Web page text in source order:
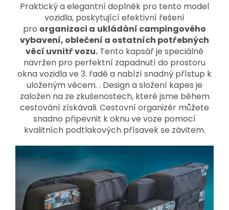
Praktický a elegantní doplněk pro tento model
vozidla, poskytující efektivní řešení
pro organizaci a ukládání campingového
vybavení, oblečení a ostatních potřebných
věcí uvnitř vozu. Tento kapsář je speciálně
navržen pro perfektní zapadnutí do prostoru
okna vozidla ve 3. řadě a nabízí snadný přístup k
uloženým věcem. . Design a složení kapes je
založen na ze zkušenostech, které jsme během
cestování získávali. Cestovní organizér můžete
snadno připevnit k oknu ve voze pomocí
kvalitních podtlakových přísavek se závitem.